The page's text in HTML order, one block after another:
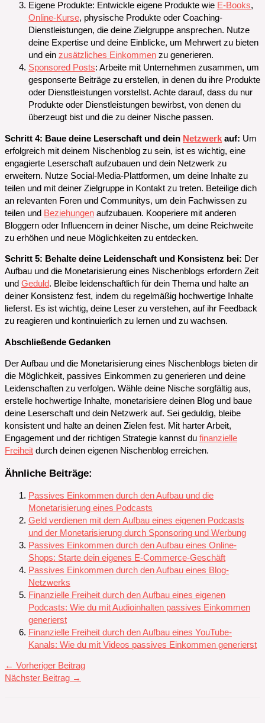
Eigene Produkte: Entwickle eigene Produkte wie E-Books,
Online-Kurse, physische Produkte oder Coaching-
Dienstleistungen, die deine Zielgruppe ansprechen. Nutze
deine Expertise und deine Einblicke, um Mehrwert zu bieten
und ein zusätzliches Einkommen zu generieren.
Sponsored Posts: Arbeite mit Unternehmen zusammen, um
gesponserte Beiträge zu erstellen, in denen du ihre Produkte
oder Dienstleistungen vorstellst. Achte darauf, dass du nur
Produkte oder Dienstleistungen bewirbst, von denen du
überzeugt bist und die zu deiner Nische passen.
Schritt 4: Baue deine Leserschaft und dein Netzwerk auf: Um
erfolgreich mit deinem Nischenblog zu sein, ist es wichtig, eine
engagierte Leserschaft aufzubauen und dein Netzwerk zu
erweitern. Nutze Social-Media-Plattformen, um deine Inhalte zu
teilen und mit deiner Zielgruppe in Kontakt zu treten. Beteilige dich
an relevanten Foren und Communitys, um dein Fachwissen zu
teilen und Beziehungen aufzubauen. Kooperiere mit anderen
Bloggern oder Influencern in deiner Nische, um deine Reichweite
zu erhöhen und neue Möglichkeiten zu entdecken.
Schritt 5: Behalte deine Leidenschaft und Konsistenz bei: Der
Aufbau und die Monetarisierung eines Nischenblogs erfordern Zeit
und Geduld. Bleibe leidenschaftlich für dein Thema und halte an
deiner Konsistenz fest, indem du regelmäßig hochwertige Inhalte
lieferst. Es ist wichtig, deine Leser zu verstehen, auf ihr Feedback
zu reagieren und kontinuierlich zu lernen und zu wachsen.
Abschließende Gedanken
Der Aufbau und die Monetarisierung eines Nischenblogs bieten dir
die Möglichkeit, passives Einkommen zu generieren und deine
Leidenschaften zu verfolgen. Wähle deine Nische sorgfältig aus,
erstelle hochwertige Inhalte, monetarisiere deinen Blog und baue
deine Leserschaft und dein Netzwerk auf. Sei geduldig, bleibe
konsistent und halte an deinen Zielen fest. Mit harter Arbeit,
Engagement und der richtigen Strategie kannst du finanzielle
Freiheit durch deinen eigenen Nischenblog erreichen.
Ähnliche Beiträge:
Passives Einkommen durch den Aufbau und die
Monetarisierung eines Podcasts
Geld verdienen mit dem Aufbau eines eigenen Podcasts
und der Monetarisierung durch Sponsoring und Werbung
Passives Einkommen durch den Aufbau eines Online-
Shops: Starte dein eigenes E-Commerce-Geschäft
Passives Einkommen durch den Aufbau eines Blog-
Netzwerks
Finanzielle Freiheit durch den Aufbau eines eigenen
Podcasts: Wie du mit Audioinhalten passives Einkommen
generierst
Finanzielle Freiheit durch den Aufbau eines YouTube-
Kanals: Wie du mit Videos passives Einkommen generierst
← Vorheriger Beitrag
Nächster Beitrag →